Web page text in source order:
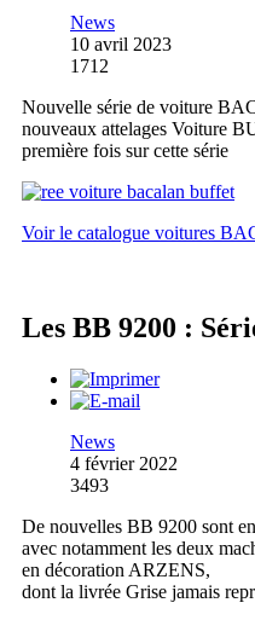
News
10 avril 2023
1712
Nouvelle série de voiture
nouveaux attelages Voiture
première fois sur cette série
Voir le catalogue voitures
Les BB 9200 :
News
4 février 2022
3493
De nouvelles BB 9200 sont
avec notamment les deux
en décoration ARZENS,
dont la livrée Grise jamais